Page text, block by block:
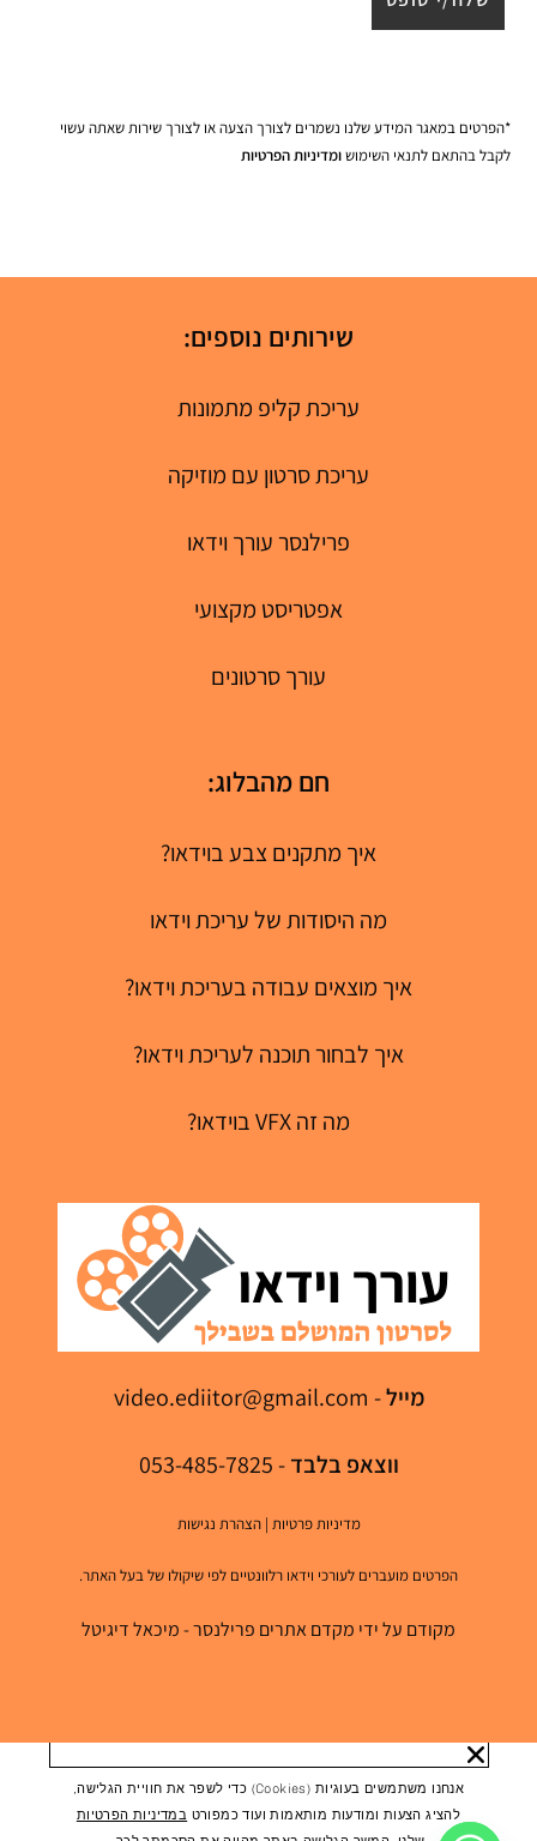
*הפרטים במאגר המידע שלנו נשמרים לצורך הצעה או לצורך שירות שאתה עשוי
לקבל בהתאם לתנאי השימוש ומדיניות הפרטיות
שירותים נוספים:
עריכת קליפ מתמונות
עריכת סרטון עם מוזיקה
פרילנסר עורך וידאו
אפטריסט מקצועי
עורך סרטונים
חם מהבלוג:
איך מתקנים צבע בוידאו?
מה היסודות של עריכת וידאו
איך מוצאים עבודה בעריכת וידאו?
איך לבחור תוכנה לעריכת וידאו?
מה זה VFX בוידאו?
מייל-
video.ediitor@gmail.com
ווצאפ בלבד- 053-485-7825
מדיניות פרטיות |הצהרת נגישות
הפרטים מועברים לעורכי וידאו רלוונטיים לפי שיקולו של בעל האתר.
מקודם על ידי מקדם אתרים פרילנסר - מיכאל דיגיטל
אנחנו משתמשים בעוגיות (cookies) כדי לשפר את חוויית הגלישה,
להציג הצעות ומודעות מותאמות ועוד כמפורט במדיניות הפרטיות